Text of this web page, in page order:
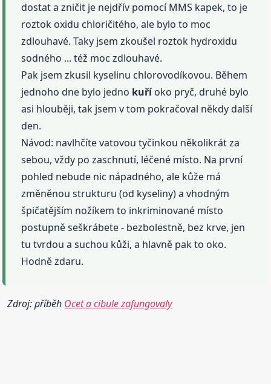
dostat a zničit je nejdřív pomocí MMS kapek, to je
roztok oxidu chloričitého, ale bylo to moc
zdlouhavé. Taky jsem zkoušel roztok hydroxidu
sodného ... též moc zdlouhavé.
Pak jsem zkusil kyselinu chlorovodíkovou. Během
jednoho dne bylo jedno kuříoko pryč, druhé bylo
asi hlouběji, tak jsem v tom pokračoval někdy další
den.
Návod: navlhčíte vatovou tyčinkou několikrát za
sebou, vždy po zaschnutí, léčené místo. Na první
pohled nebude nic nápadného, ale kůže má
změněnou strukturu (od kyseliny) a vhodným
špičatějším nožíkem to inkriminované místo
postupně seškrábete - bezbolestně, bez krve, jen
tu tvrdou a suchou kůži, a hlavně pak to oko.
Hodně zdaru.
Zdroj: příběh Ocet a cibule zafungovaly